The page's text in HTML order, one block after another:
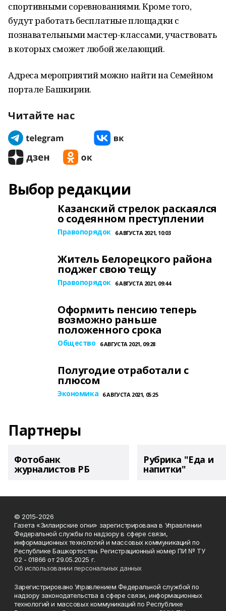
спортивными соревнованиями. Кроме того,
будут работать бесплатные площадки с
познавательными мастер-классами, участвовать
в которых сможет любой желающий.
Адреса мероприятий можно найти на Семейном
портале Башкирии.
Читайте нас
Выбор редакции
Казанский стрелок раскаялся
о содеянном преступлении
Правопорядок 6 АВГУСТА 2021, 10:03
Житель Белорецкого района
поджег свою тещу
Правопорядок 6 АВГУСТА 2021, 09:44
Оформить пенсию теперь
возможно раньше
положенного срока
Общество 6 АВГУСТА 2021, 09:28
Полугодие отработали с
плюсом
Экономика 6 АВГУСТА 2021, 05:25
Партнеры
Фотобанк
журналистов РБ
Рубрика "Еда и
напитки"
© 2015-2026
Газета «Зилаирские огни» зарегистрирована в Управлении
Федеральной службы по надзору в сфере связи,
информационных технологий и массовых коммуникаций по
Республике Башкортостан. Регистрационный номер ПИ № ТУ
02 - 01866 от 29.05.2025 г.
Об использовании персональных данных
Зарегистрировано Управлением Федеральной службой по
надзору законодательства в сфере связи, информационных
технологий и массовых коммуникаций по Республике